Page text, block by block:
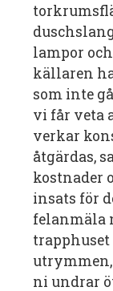
lampor
källaren
som inte
vi får veta
verkar
åtgärdas,
kostnader
insats för
felanmäla
ni undrar